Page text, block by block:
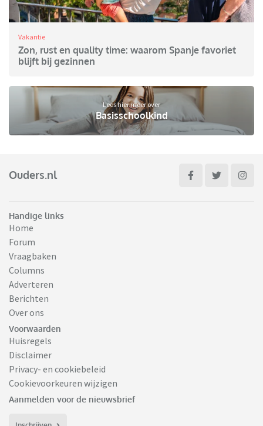
Vakantie
Zon, rust en quality time: waarom Spanje favoriet
blijft bij gezinnen
Lees hier meer over
Basisschoolkind
Ouders.nl
Handige links
Home
Forum
Vraagbaken
Columns
Adverteren
Berichten
Over ons
Voorwaarden
Huisregels
Disclaimer
Privacy- en cookiebeleid
Cookievoorkeuren wijzigen
Aanmelden voor de nieuwsbrief